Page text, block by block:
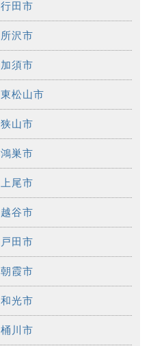
行田市
所沢市
加須市
東松山市
狭山市
鴻巣市
上尾市
越谷市
戸田市
朝霞市
和光市
桶川市